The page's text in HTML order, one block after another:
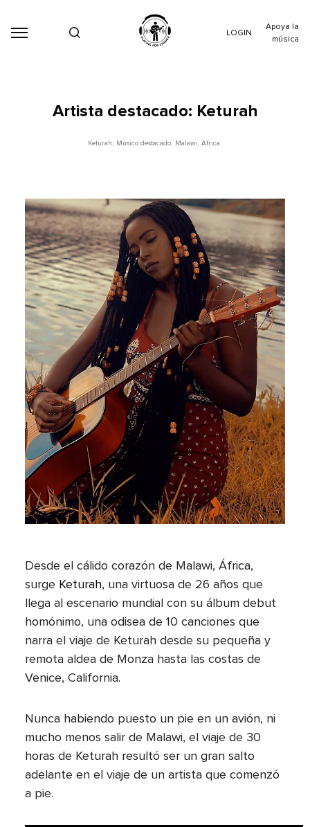
LOGIN
Apoya la
música
Artista destacado: Keturah
Keturah , Músico destacado, Malawi , Africa
Desde el cálido corazón de Malawi, África,
surge Keturah, una virtuosa de 26 años que
llega al escenario mundial con su álbum debut
homónimo, una odisea de 10 canciones que
narra el viaje de Keturah desde su pequeña y
remota aldea de Monza hasta las costas de
Venice, California.
Nunca habiendo puesto un pie en un avión, ni
mucho menos salir de Malawi, el viaje de 30
horas de Keturah resultó ser un gran salto
adelante en el viaje de un artista que comenzó
a pie.